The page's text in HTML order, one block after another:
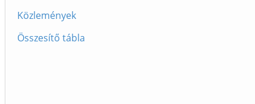
Közlemények
Összesítő tábla